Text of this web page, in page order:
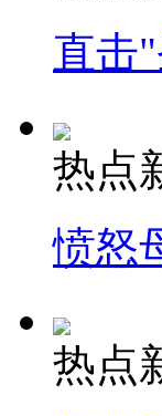
直击
热点
愤怒
热点